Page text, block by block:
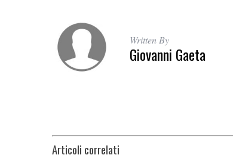
Written By
Giovanni Gaeta
Articoli correlati